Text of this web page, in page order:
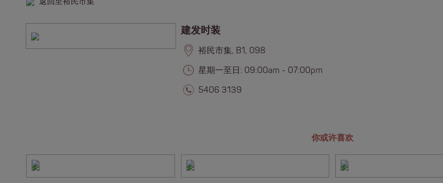
建发时装
裕民市集, B1, 098
星期一至日: 09:00am - 07:00pm
5406 3139
你或许喜欢